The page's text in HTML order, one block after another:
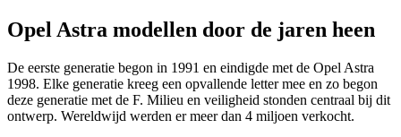
Opel Astra modellen door de jaren heen
De eerste generatie begon in 1991 en eindigde met de Opel Astra
1998. Elke generatie kreeg een opvallende letter mee en zo begon
deze generatie met de F. Milieu en veiligheid stonden centraal bij dit
ontwerp. Wereldwijd werden er meer dan 4 miljoen verkocht.